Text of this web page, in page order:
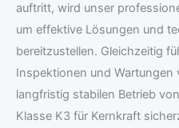
auftritt, wird unser
um effektive Lösungen und
bereitzustellen. Gleichzeitig
Inspektionen und Wartungen
langfristig stabilen Betrieb
Klasse K3 für Kernkraft